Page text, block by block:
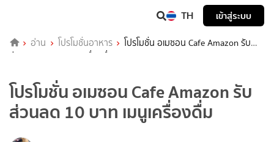
TH เข้าสู่ระบบ
อ่าน โปรโมชั่นอาหาร
โปรโมชั่น อเมซอน Cafe Amazon รับ
ส่วนลด 10 บาท เมนูเครื่องดื่ม
โปรโมชั่น อเมซอน Cafe Amazon รับ
ส่วนลด 10 บาท เมนูเครื่องดื่ม